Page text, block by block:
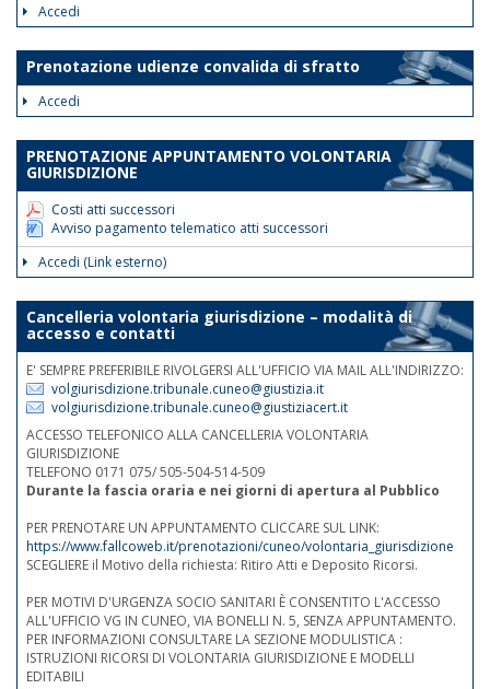
al fine di assicurare la trattazione con
priorità assoluta degli atti indifferibili e
urgenti.
Nelle medesime giornate e fasce
orarie sarà garantita la reperibilità
telefonica ai nn.rr. 0171 075
507/508/514.
Accedi
Prenotazione udienze convalida di sfratto
Accedi
PRENOTAZIONE APPUNTAMENTO VOLONTARIA
GIURISDIZIONE
Costi atti successori
Avviso pagamento telematico atti successori
Accedi (Link esterno)
Cancelleria volontaria giurisdizione – modalità di
accesso e contatti
E' SEMPRE PREFERIBILE RIVOLGERSI ALL'UFFICIO VIA MAIL ALL'INDIRIZZO:
volgiurisdizione.tribunale.cuneo@giustizia.it
volgiurisdizione.tribunale.cuneo@giustiziacert.it
ACCESSO TELEFONICO ALLA CANCELLERIA VOLONTARIA
GIURISDIZIONE
TELEFONO 0171 075/ 505-504-514-509
Durante la fascia oraria e nei giorni di apertura al Pubblico
PER PRENOTARE UN APPUNTAMENTO CLICCARE SUL LINK:
https://www.fallcoweb.it/prenotazioni/cuneo/volontaria_giurisdizione
SCEGLIERE il Motivo della richiesta: Ritiro Atti e Deposito Ricorsi.
PER MOTIVI D'URGENZA SOCIO SANITARI È CONSENTITO L'ACCESSO
ALL'UFFICIO VG IN CUNEO, VIA BONELLI N. 5, SENZA APPUNTAMENTO.
PER INFORMAZIONI CONSULTARE LA SEZIONE MODULISTICA :
ISTRUZIONI RICORSI DI VOLONTARIA GIURISDIZIONE E MODELLI
EDITABILI